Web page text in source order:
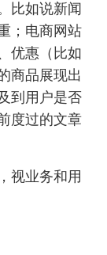
比如说新闻
；电商网站
优惠（比如
商品展现出
到用户是否
度过的文章
视业务和用